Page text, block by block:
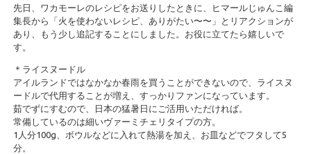
先日、ワカモーレのレシピをお送りしたときに、ヒマールじゅんこ編
集長から「火を使わないレシピ、ありがたい〜〜」とリアクションが
あり、もう少し追記することにしました。お役に立てたら嬉しいで
す。
＊ライスヌードル
アイルランドではなかなか春雨を買うことができないので、ライスヌ
ードルで代用することが増え、すっかりファンになっています。
茹でずにすむので、日本の猛暑日にご活用いただければ。
常備しているのは細いヴァーミチェリタイプの方。
1人分100g、ボウルなどに入れて熱湯を加え、お皿などでフタして5
分。